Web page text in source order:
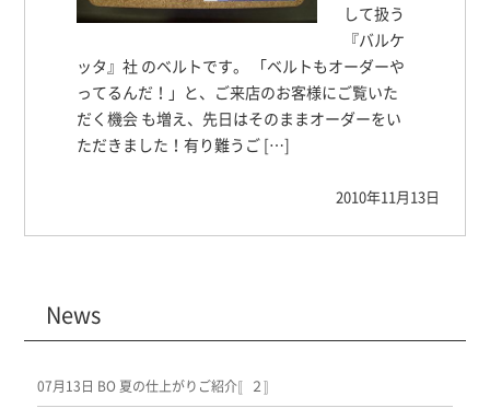
して扱う
『バルケ
ッタ』社 のベルトです。 「ベルトもオーダーや
ってるんだ！」と、ご来店のお客様にご覧いた
だく機会 も増え、先日はそのままオーダーをい
ただきました！有り難うご […]
2010年11月13日
News
07月13日 BO 夏の仕上がりご紹介〚２〛